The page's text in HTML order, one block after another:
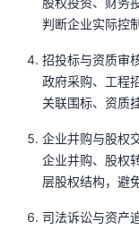
堂
Programs
我
判断企业实际控
招投标与资质审
政府采购、工程
关联围标、资质
企业并购与股权
企业并购、股权
层股权结构，避
司法诉讼与资产